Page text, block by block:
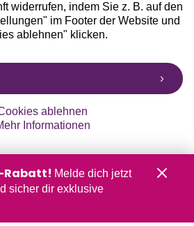
widerrufen, indem Sie z. B. auf den
im Footer der Website und
ablehnen" klicken.
ablehnen
Informationen
Rabatt! Melde dich jetzt
sicher dir exklusive